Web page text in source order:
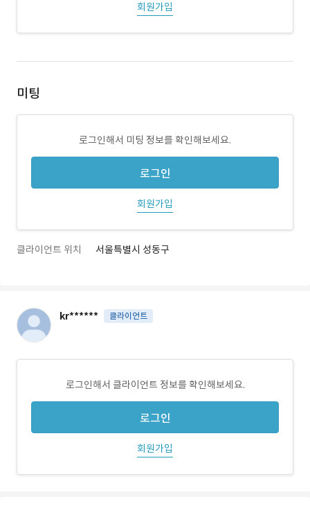
회원가입
미팅
로그인해서 미팅 정보를 확인해보세요.
로그인
회원가입
클라이언트 위치 서울특별시 성동구
kr****** 클라이언트
로그인해서 클라이언트 정보를 확인해보세요.
로그인
회원가입